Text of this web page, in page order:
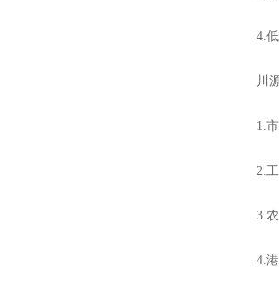
4.低噪
川源
1.市政
2.工业
3.农田
4.港口